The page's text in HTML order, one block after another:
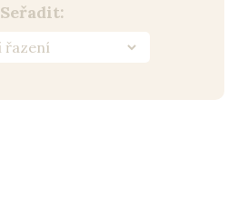
Seřadit: